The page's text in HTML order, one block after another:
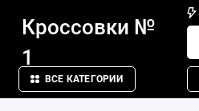
Кроссовки №
1
ВСЕ КАТЕГОРИИ